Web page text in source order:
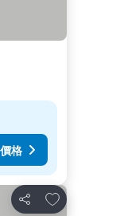
格
分享
加入我的最愛